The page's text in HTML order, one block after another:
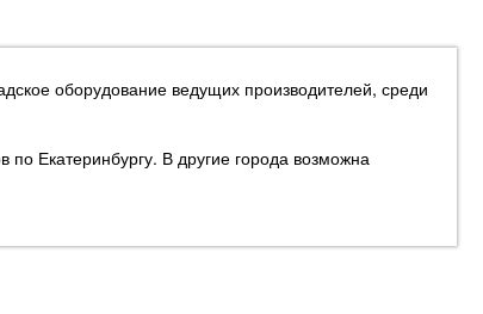
оборудование ведущих производителей, среди
по Екатеринбургу. В другие города возможна